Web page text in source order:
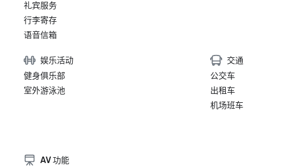
礼宾服务
行李寄存
语音信箱
娱乐活动
健身俱乐部
室外游泳池
交通
公交车
出租车
机场班车
AV 功能